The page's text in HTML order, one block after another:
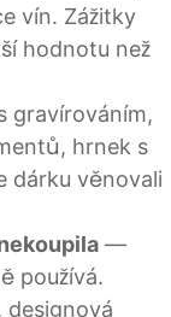
vín. Zážitky
hodnotu než
gravírováním,
hrnek s
dárku věnovali
—
používá.
designová